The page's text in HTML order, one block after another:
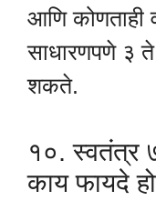
आणि कोणताही
साधारणपणे ३ ते
शकते.
१०. स्वतंत्र
काय फायदे